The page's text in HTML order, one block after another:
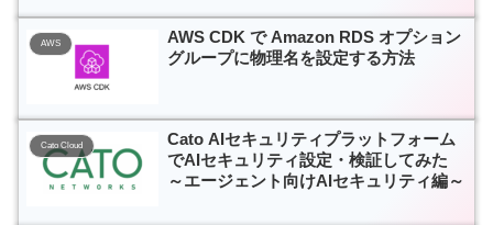
AWS
AWS CDK で Amazon RDS オプション
グループに物理名を設定する方法
Cato Cloud
Cato AIセキュリティプラットフォーム
でAIセキュリティ設定・検証してみた
～エージェント向けAIセキュリティ編～